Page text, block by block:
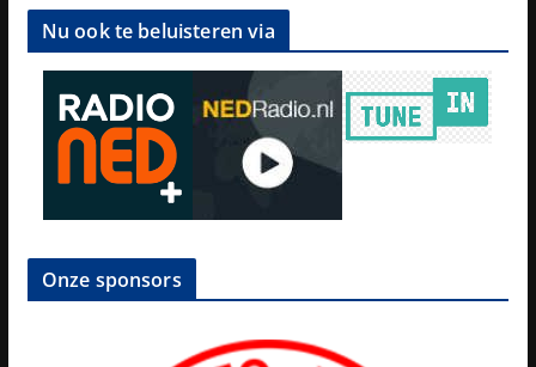
Nu ook te beluisteren via
Onze sponsors